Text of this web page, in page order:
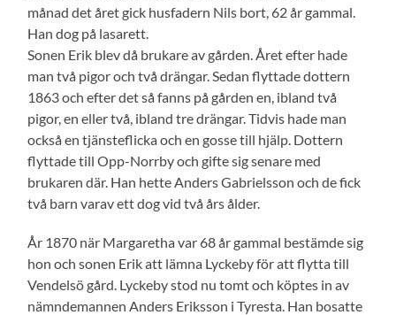
månad det året gick husfadern Nils bort, 62 år gammal.
Han dog på lasarett.
Sonen Erik blev då brukare av gården. Året efter hade
man två pigor och två drängar. Sedan flyttade dottern
1863 och efter det så fanns på gården en, ibland två
pigor, en eller två, ibland tre drängar. Tidvis hade man
också en tjänsteflicka och en gosse till hjälp. Dottern
flyttade till Opp-Norrby och gifte sig senare med
brukaren där. Han hette Anders Gabrielsson och de fick
två barn varav ett dog vid två års ålder.
År 1870 när Margaretha var 68 år gammal bestämde sig
hon och sonen Erik att lämna Lyckeby för att flytta till
Vendelsö gård. Lyckeby stod nu tomt och köptes in av
nämndemannen Anders Eriksson i Tyresta. Han bosatte